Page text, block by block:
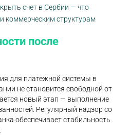
счет в Сербии — что
коммерческим структурам
после
для платежной системы в
не становится свободной от
новый этап — выполнение
Регулярный надзор со
обеспечивает стабильность